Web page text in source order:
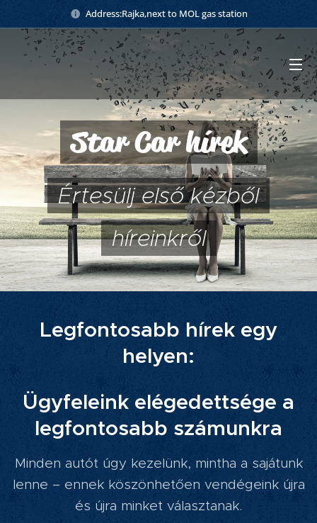
Address:Rajka,next to MOL gas station
Star Car hírek
Értesülj első kézből
híreinkről
Legfontosabb hírek egy
helyen:
Ügyfeleink elégedettsége a
legfontosabb számunkra
Minden autót úgy kezelünk, mintha a sajátunk
lenne – ennek köszönhetően vendégeink újra
és újra minket választanak.